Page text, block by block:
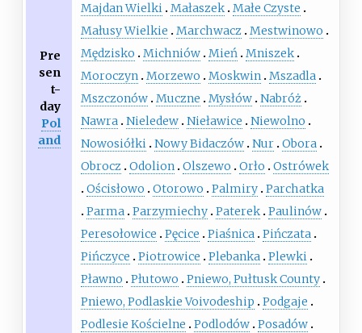
Pre
sen
t-
day
Pol
and
Majdan Wielki Małaszek Małe Czyste
Małusy Wielkie
Marchwacz Mestwinowo
Mędzisko
Michniów Mień Mniszek
Moroczyn Morzewo Moskwin Mszadla
Mszczonów Muczne Mysłów Nabróż
Nawra Nieledew Nieławice
Niewolno
Nowosiółki Nowy Bidaczów Nur Obora
Obrocz Odolion Olszewo Orło
Ostrówek
Ościsłowo
Otorowo Palmiry Parchatka
Parma Parzymiechy Paterek Paulinów
Peresołowice
Pęcice Piaśnica Pińczata
Pińczyce
Piotrowice Plebanka Plewki
Pławno
Płutowo
Pniewo, Pułtusk County
Pniewo, Podlaskie Voivodeship
Podgaje
Podlesie Kościelne
Podlodów Posadów